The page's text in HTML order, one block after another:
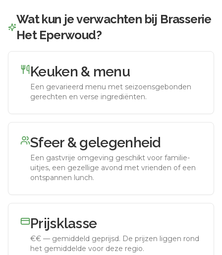
Wat kun je verwachten bij Brasserie
Het Eperwoud?
Keuken & menu
Een gevarieerd menu met seizoensgebonden
gerechten en verse ingrediënten.
Sfeer & gelegenheid
Een gastvrije omgeving geschikt voor familie-
uitjes, een gezellige avond met vrienden of een
ontspannen lunch.
Prijsklasse
€€ — gemiddeld geprijsd. De prijzen liggen rond
het gemiddelde voor deze regio.